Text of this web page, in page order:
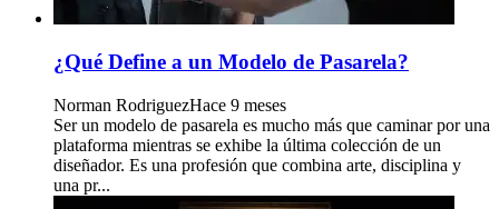
¿Qué Define a un Modelo de Pasarela?
Norman RodriguezHace 9 meses
Ser un modelo de pasarela es mucho más que caminar por una
plataforma mientras se exhibe la última colección de un
diseñador. Es una profesión que combina arte, disciplina y
una pr...